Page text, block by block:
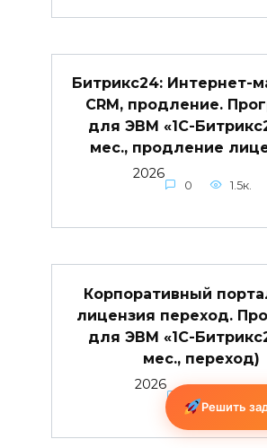
Битрикс24: Интернет-
CRM, продление.
для ЭВМ «1С-
мес., продление
2026
0 1.5к.
Корпоративный
лицензия переход.
для ЭВМ «1С-
мес., переход)
2026
Решить